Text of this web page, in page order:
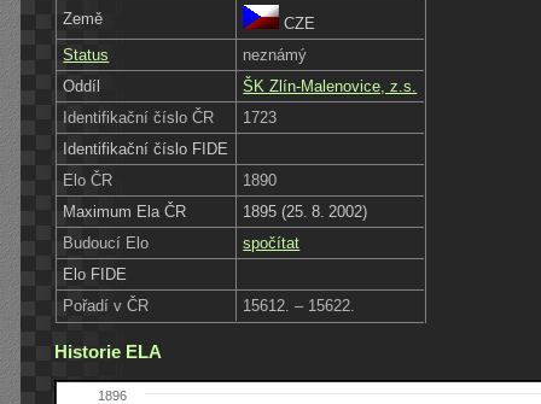
Země
CZE
Status
neznámý
Oddíl
ŠK Zlín-Malenovice, z.s.
Identifikační číslo ČR
1723
Identifikační číslo FIDE
Elo ČR
1890
Maximum Ela ČR
1895 (25. 8. 2002)
Budoucí Elo
spočítat
Elo FIDE
Pořadí v ČR
15612. – 15622.
Historie ELA
1896